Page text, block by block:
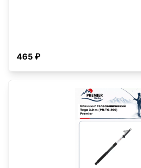
465 ₽